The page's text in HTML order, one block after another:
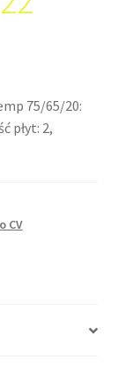
75/65/20:
płyt: 2,
CV